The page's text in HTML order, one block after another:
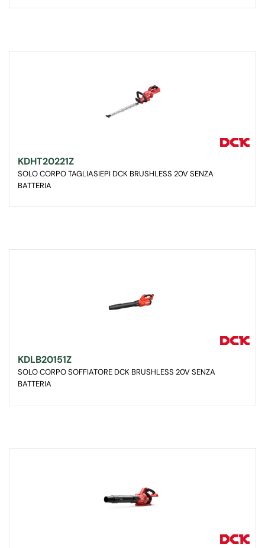
KDHT20221Z
SOLO CORPO TAGLIASIEPI DCK BRUSHLESS 20V SENZA
BATTERIA
KDLB20151Z
SOLO CORPO SOFFIATORE DCK BRUSHLESS 20V SENZA
BATTERIA